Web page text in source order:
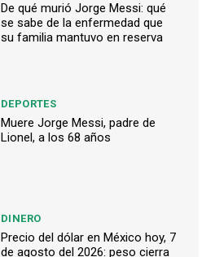
De qué murió Jorge Messi: qué
se sabe de la enfermedad que
su familia mantuvo en reserva
DEPORTES
Muere Jorge Messi, padre de
Lionel, a los 68 años
DINERO
Precio del dólar en México hoy, 7
de agosto del 2026: peso cierra